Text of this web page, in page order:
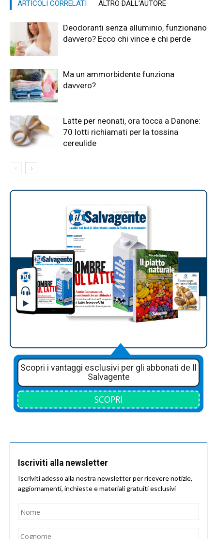
ARTICOLI CORRELATI ALTRO DALL'AUTORE
Deodoranti senza alluminio, funzionano
davvero? Ecco chi vince e chi perde
Ma un ammorbidente funziona
davvero?
Latte per neonati, ora tocca a Danone:
70 lotti richiamati per la tossina
cereulide
Scopri i vantaggi esclusivi per gli abbonati de Il
Salvagente
SCOPRI
Iscriviti alla newsletter
Iscriviti adesso alla nostra newsletter per ricevere notizie,
aggiornamenti, inchieste e materiali gratuiti esclusivi
Nome